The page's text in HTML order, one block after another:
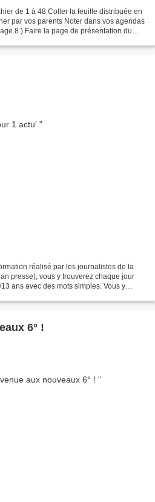
de 1 à 48 Coller la feuille distribuée en
par vos parents Noter dans vos agendas
8 ) Faire la page de présentation du
réalisé par les journalistes de la
presse), vous y trouverez chaque jour
ans avec des mots simples. Vous y
6° !